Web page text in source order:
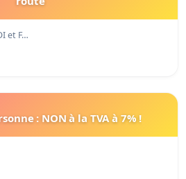
et F…
: NON à la TVA à 7% !